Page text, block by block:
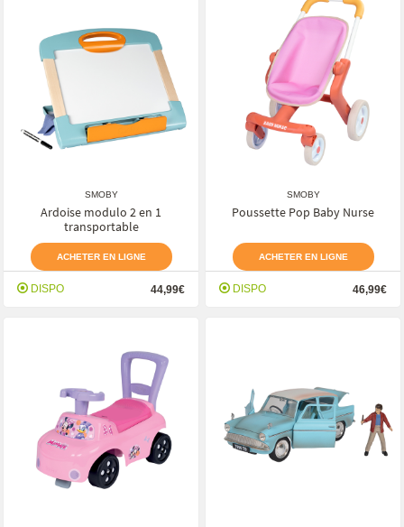
SMOBY
Ardoise modulo 2 en 1
transportable
ACHETER EN LIGNE
DISPO 44,99€
SMOBY
Poussette Pop Baby Nurse
ACHETER EN LIGNE
DISPO 46,99€